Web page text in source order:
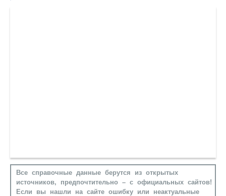
Все справочные данные берутся из открытых
источников, предпочтительно – с официальных сайтов!
Если вы нашли на сайте ошибку или неактуальные